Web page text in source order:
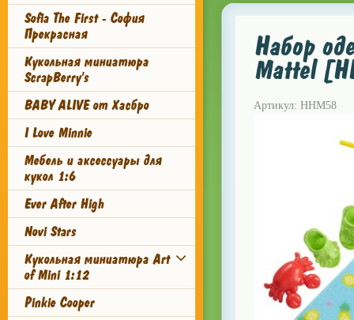
Sofia The First - София
Прекрасная
Кукольная миниатюра
ScrapBerry's
BABY ALIVE от Хасбро
I Love Minnie
Мебель и аксессуары для
кукол 1:6
Ever After High
Novi Stars
Кукольная миниатюра Art
of Mini 1:12
Pinkie Cooper
Набор
Mattel
Артикул: HHM58